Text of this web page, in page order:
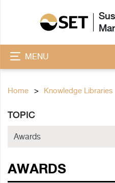
MENU
Home Knowledge Libraries
TOPIC
AWARDS